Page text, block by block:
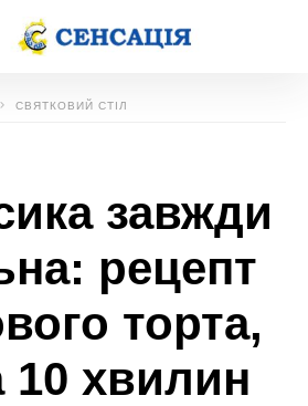
СВЯТКОВИЙ СТІЛ
завжди
рецепт
торта,
10 хвилин